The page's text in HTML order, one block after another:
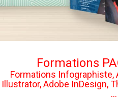
Formations
Formations Infographiste,
Illustrator, Adobe InDesign,
...